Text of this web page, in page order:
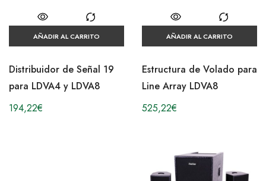
AÑADIR AL CARRITO
Distribuidor de Señal 19
para LDVA4 y LDVA8
194,22€
AÑADIR AL CARRITO
Estructura de Volado para
Line Array LDVA8
525,22€